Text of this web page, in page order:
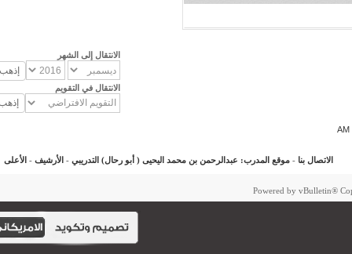
الانتقال إلى الشهر
الانتقال في التقويم
الاتصال بنا- موقع المدرب: عبدالرحمن بن محمد اليحيى ( أبو رحال) التدريبي-الأرشيف-الأعلى
Powered by